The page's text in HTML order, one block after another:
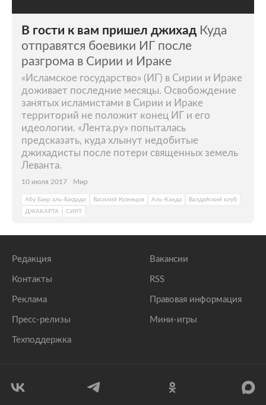
В гости к вам пришел джихад Куда
отправятся боевики ИГ после
разгрома в Сирии и Ираке
«Исламское государство» (ИГ) в Сирии и Ираке
доживает последние месяцы. Освобождение
занятых исламистами в Сирии и Ираке
территорий не положит конец ИГ и его
идеологии. «Лента.ру» попыталась
предсказать, куда хлынут недобитые
джихадисты после потери священных земель
Леванта.
10 июля 2017 Мир
Абу Бакр аль-Багдади Василий Кузнецов Аль-Каида
Валдайский клуб
ДЖАКАРТА
СИРТ
Редакция
Контакты
Реклама
Пресс-релизы
Техподдержка
Вакансии
RSS
Правовая информация
Мини-игры